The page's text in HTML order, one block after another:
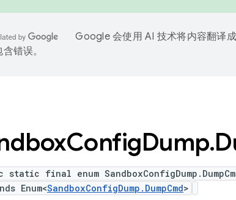
Google 会使用 AI 技术将内容翻译
错误。
ConfigDump.
static final enum
Enum<SandboxConfigDump.DumpCmd>